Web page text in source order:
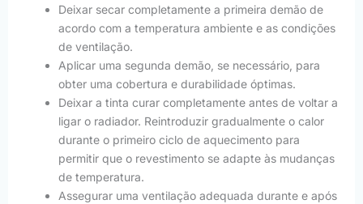
Deixar secar completamente a primeira demão de
acordo com a temperatura ambiente e as condições
de ventilação.
Aplicar uma segunda demão, se necessário, para
obter uma cobertura e durabilidade óptimas.
Deixar a tinta curar completamente antes de voltar a
ligar o radiador. Reintroduzir gradualmente o calor
durante o primeiro ciclo de aquecimento para
permitir que o revestimento se adapte às mudanças
de temperatura.
Assegurar uma ventilação adequada durante e após